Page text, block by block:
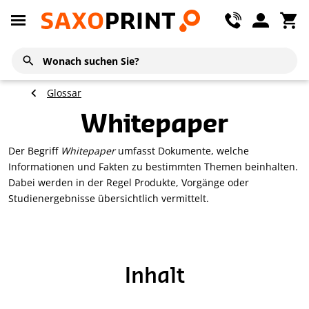
Glossar
Whitepaper
Der Begriff Whitepaperumfasst Dokumente, welche
Informationen und Fakten zu bestimmten Themen beinhalten.
Dabei werden in der Regel Produkte, Vorgänge oder
Studienergebnisse übersichtlich vermittelt.
Inhalt